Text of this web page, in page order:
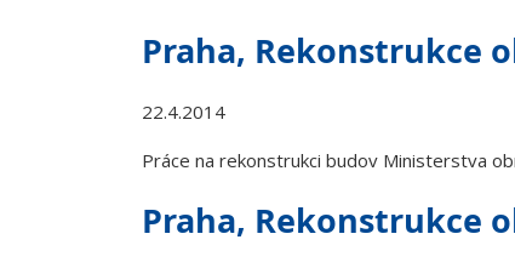
Praha, Rekonstrukce
22.4.2014
Práce na rekonstrukci budov Ministerstva
Praha, Rekonstrukce